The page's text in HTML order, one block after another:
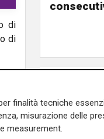
di
di
lefinalità tecniche
misurazione delle
measurement.